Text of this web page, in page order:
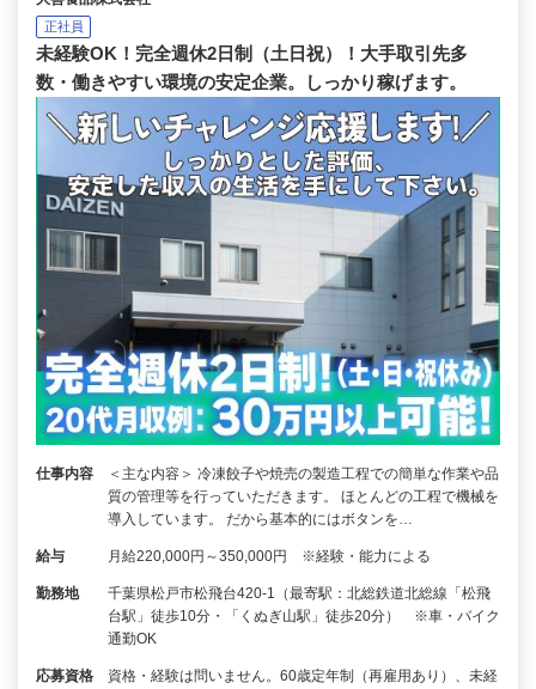
正社員
未経験OK！完全週休2日制（土日祝）！大手取引先多
数・働きやすい環境の安定企業。しっかり稼げます。
仕事内容
＜主な内容＞ 冷凍餃子や焼売の製造工程での簡単な作業や品
質の管理等を行っていただきます。 ほとんどの工程で機械を
導入しています。 だから基本的にはボタンを…
給与 月給220,000円～350,000円 ※経験・能力による
勤務地
千葉県松戸市松飛台420-1（最寄駅：北総鉄道北総線「松飛
台駅」徒歩10分・「くぬぎ山駅」徒歩20分） ※車・バイク
通勤OK
応募資格
資格・経験は問いません。60歳定年制（再雇用あり）、未経